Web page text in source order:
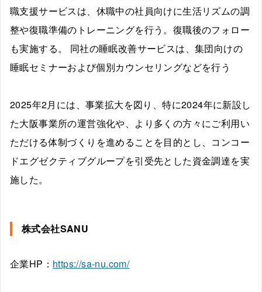
職支援サービスは、休職中の社員向けに生活リズムの調
整や復職準備のトレーニングを行う。復職後のフォロー
も実施する。 同社の睡眠改善サービスは、集団向けの
睡眠セミナーおよび個別カウンセリングなどを行う
2025年2月には、事業拡大を図り、特に2024年に新設し
た大阪事業所の運営強化や、より多くの方々にご利用い
ただける体制づくりを進めることを目的とし、コンコー
ドエグゼクティブグループを引受先とした資金調達を実
施した。
株式会社SANU
企業HP： https://sa-nu.com/